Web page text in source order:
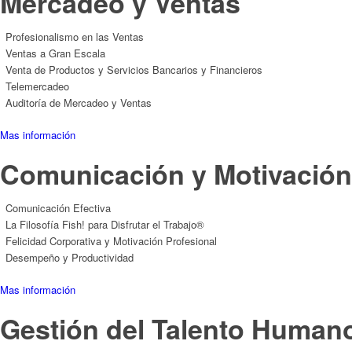
Profesionalismo en las Ventas
Ventas a Gran Escala
Venta de Productos y Servicios Bancarios y Financieros
Telemercadeo
Auditoría de Mercadeo y Ventas
Mas información
Comunicación y Motivación
Comunicación Efectiva
La Filosofía Fish! para Disfrutar el Trabajo®
Felicidad Corporativa y Motivación Profesional
Desempeño y Productividad
Mas información
Gestión del Talento